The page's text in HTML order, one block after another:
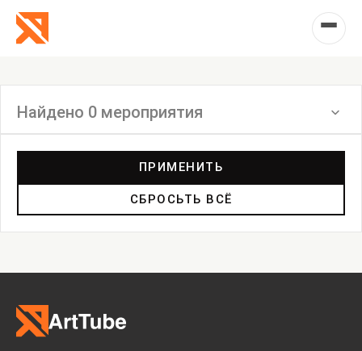
Найдено 0 мероприятия
Дискуссия
Пост-релиз
Пресс-конференция
ПРИМЕНИТЬ
СБРОСЬТЬ ВСЁ